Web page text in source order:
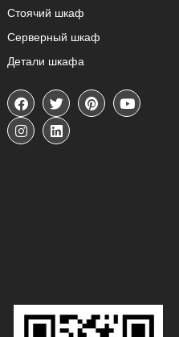
Стоячий шкаф
Серверный шкаф
Детали шкафа